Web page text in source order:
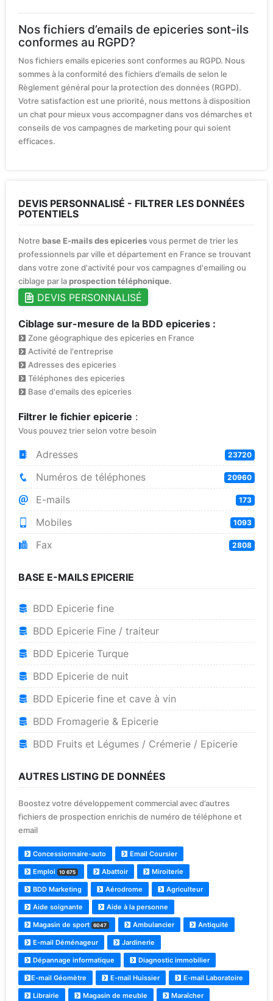
Nos fichiers d’emails de epiceries sont-ils
conformes au RGPD?
Nos fichiers emails epiceries sont conformes au RGPD. Nous
sommes à la conformité des fichiers d’emails de selon le
Règlement général pour la protection des données (RGPD).
Votre satisfaction est une priorité, nous mettons à disposition
un chat pour mieux vous accompagner dans vos démarches et
conseils de vos campagnes de marketing pour qui soient
efficaces.
DEVIS PERSONNALISÉ - FILTRER LES DONNÉES
POTENTIELS
Notre base E-mails des epiceriesvous permet de trier les
professionnels par ville et département en France se trouvant
dans votre zone d'activité pour vos campagnes d'emailing ou
ciblage par laprospection téléphonique.
DEVIS PERSONNALISÉ
Ciblage sur-mesure de la BDD epiceries :
Zone géographique des epiceries en France
Activité de l'entreprise
Adresses des epiceries
Téléphones des epiceries
Base d'emails des epiceries
Filtrer le fichier epicerie :
Vous pouvez trier selon votre besoin
Adresses 23720
Numéros de téléphones 20960
E-mails 173
Mobiles 1093
Fax 2808
BASE E-MAILS EPICERIE
BDD Epicerie fine
BDD Epicerie Fine / traiteur
BDD Epicerie Turque
BDD Epicerie de nuit
BDD Epicerie fine et cave à vin
BDD Fromagerie & Epicerie
BDD Fruits et Légumes / Crémerie / Epicerie
AUTRES LISTING DE DONNÉES
Boostez votre développement commercial avec d’autres
fichiers de prospection enrichis de numéro de téléphone et
email
Concessionnaire-auto Email Coursier
Emploi 10 675 Abattoir Miroiterie
BDD Marketing Aérodrome Agriculteur
Aide soignante Aide à la personne
Magasin de sport 6047 Ambulancier Antiquité
E-mail Déménageur Jardinerie
Dépannage informatique Diagnostic immobilier
E-mail Géomètre E-mail Huissier E-mail Laboratoire
Librairie Magasin de meuble Maraîcher